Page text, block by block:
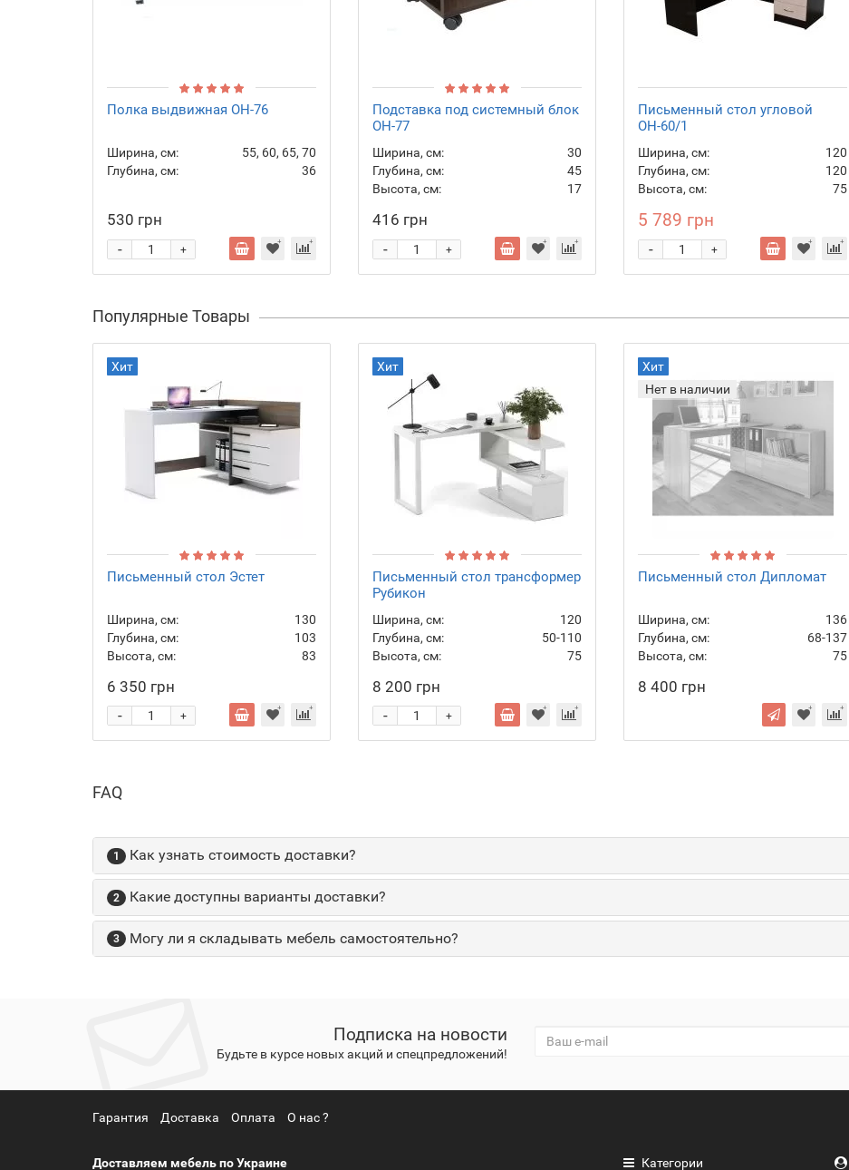
Полка выдвижная ОН-76
Ширина, см:
55, 60, 65, 70
Глубина, см:
36
530 грн
+
-
Подставка под системный блок
ОН-77
Ширина, см:
30
Глубина, см:
45
Высота, см:
17
416 грн
+
-
Письменный стол угловой
ОН-60/1
Ширина, см:
120
Глубина, см:
120
Высота, см:
75
5 789 грн
+
-
Популярные Товары
Хит
Письменный стол Эстет
Ширина, см:
130
Глубина, см:
103
Высота, см:
83
6 350 грн
+
-
Хит
Письменный стол трансформер
Рубикон
Ширина, см:
120
Глубина, см:
50-110
Высота, см:
75
8 200 грн
+
-
Хит
Нет в наличии
Письменный стол Дипломат
Ширина, см:
136
Глубина, см:
68-137
Высота, см:
75
8 400 грн
FAQ
1 Как узнать стоимость доставки?
2 Какие доступны варианты доставки?
3 Могу ли я складывать мебель самостоятельно?
Подписка на новости
Будьте в курсе новых акций и спецпредложений!
Гарантия Доставка Оплата О нас ?
Доставляем мебель по Украине Категории